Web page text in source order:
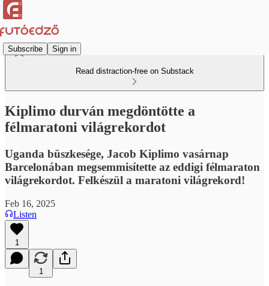
Subscribe Sign in
Read distraction-free on Substack
Kiplimo durván megdöntötte a
félmaratoni világrekordot
Uganda büszkesége, Jacob Kiplimo vasárnap
Barcelonában megsemmisítette az eddigi félmaraton
világrekordot. Felkészül a maratoni világrekord!
Feb 16, 2025
Listen
1
1